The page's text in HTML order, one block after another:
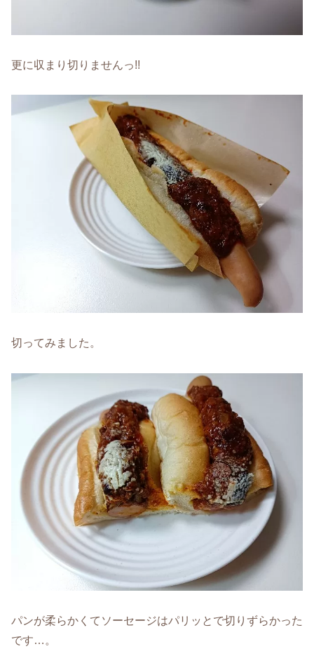
更に収まり切りませんっ!!
切ってみました。
パンが柔らかくてソーセージはパリッとで切りずらかった
です…。